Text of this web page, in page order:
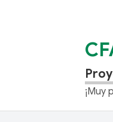
¡Muy